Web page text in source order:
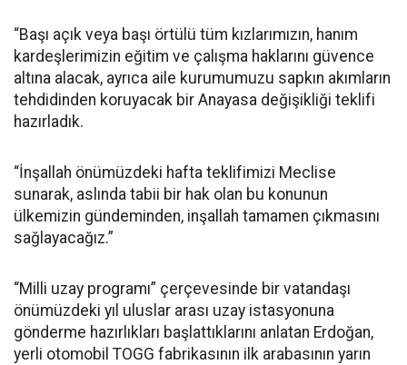
“Başı açık veya başı örtülü tüm kızlarımızın, hanım
kardeşlerimizin eğitim ve çalışma haklarını güvence
altına alacak, ayrıca aile kurumumuzu sapkın akımların
tehdidinden koruyacak bir Anayasa değişikliği teklifi
hazırladık.
“İnşallah önümüzdeki hafta teklifimizi Meclise
sunarak, aslında tabii bir hak olan bu konunun
ülkemizin gündeminden, inşallah tamamen çıkmasını
sağlayacağız.”
“Milli uzay programı” çerçevesinde bir vatandaşı
önümüzdeki yıl uluslar arası uzay istasyonuna
gönderme hazırlıkları başlattıklarını anlatan Erdoğan,
yerli otomobil TOGG fabrikasının ilk arabasının yarın